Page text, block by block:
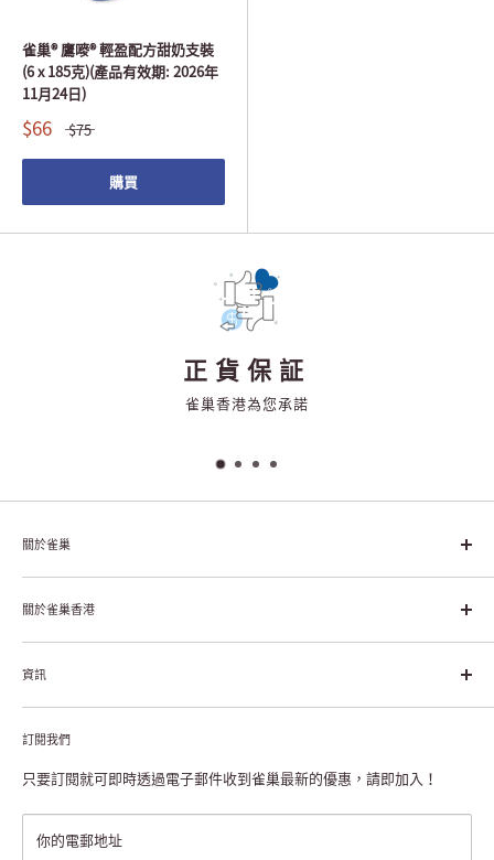
雀巢® 鷹嘜® 輕盈配方甜奶支裝
(6 x 185克)(產品有效期: 2026年
11月24日)
$66 $75
購買
正貨保証
雀巢香港為您承諾
關於雀巢
雀巢集團起源於1866年的瑞士，目前是全球領先的「營養、健康、
幸福生活」企業。雀巢的目標是「我們充分發掘食品的力量，提升
關於雀巢香港
關於雀巢香港
雀巢香港創造共享價值
聯絡我們
私隱聲明
註冊NESCAFÉ® Dolce Gusto®咖啡機
資訊
付款及送貨
退貨或更換
常見問題
雀巢會員獎賞
訂閱我們
只要訂閱就可即時透過電子郵件收到雀巢最新的優惠，請即加入！
你的電郵地址